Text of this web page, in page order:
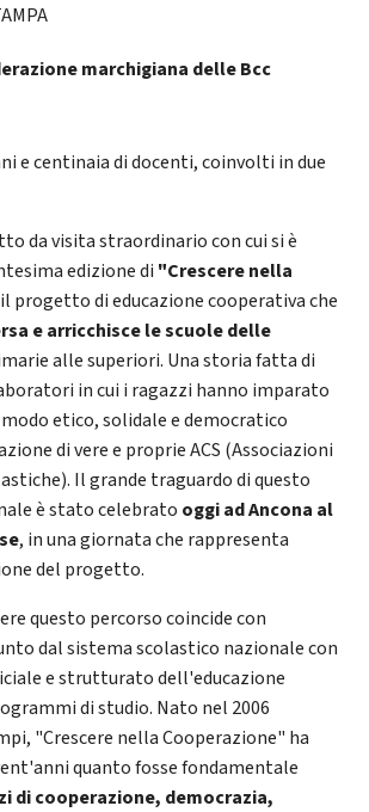
marchigiana delle Bcc
e centinaia di docenti, coinvolti in due
da visita straordinario con cui si è
edizione di "Crescere nella
progetto di educazione cooperativa che
e arricchisce le scuole delle
alle superiori. Una storia fatta di
in cui i ragazzi hanno imparato
etico, solidale e democratico
di vere e proprie ACS (Associazioni
Il grande traguardo di questo
è stato celebrato oggi ad Ancona al
, in una giornata che rappresenta
del progetto.
questo percorso coincide con
dal sistema scolastico nazionale con
e strutturato dell'educazione
di studio. Nato nel 2006
"Crescere nella Cooperazione" ha
quanto fosse fondamentale
di cooperazione, democrazia,